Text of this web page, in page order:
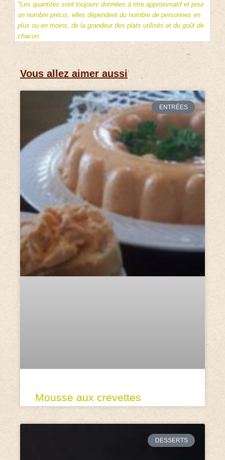
*Les quantités sont toujours données à titre approximatif et pour
un nombre précis, elles dépendent du nombre de personnes en
plus ou en moins, de la grandeur des plats utilisés et du goût de
chacun.
Vous allez aimer aussi
ENTRÉES
Mousse aux crevettes
DESSERTS